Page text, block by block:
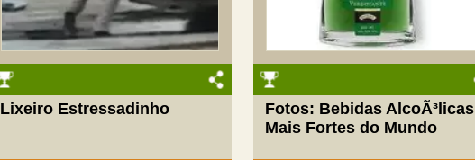
Lixeiro Estressadinho
Fotos: Bebidas AlcoÃ³licas
Mais Fortes do Mundo